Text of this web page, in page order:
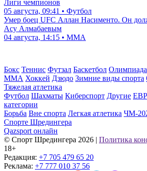
Лиги чемпионов
05 августа, 09:41 • Футбол
Умер боец UFC Аллан Насименто. Он
Асу Алмабаевым
04 августа, 14:15 • ММА
Бокс Теннис Футзал Баскетбол
ММА Хоккей Дзюдо Зимние виды спорта
Тяжелая атлетика
Футбол Шахматы Киберспорт Другие
категории
Борьба Вне спорта Легкая атлетика ЧМ-
Спорте Шредингера
Qazsport онлайн
© Cпорт Шредингера 2026
Политика
18+
Редакция: +7 705 479 65 20
Реклама: +7 777 010 37 56